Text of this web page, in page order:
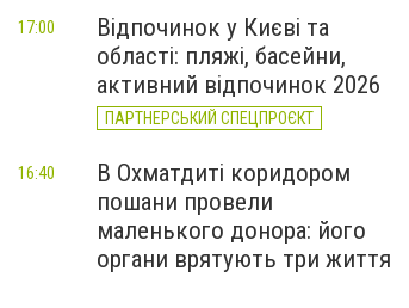
Відпочинок у Києві та
області: пляжі, басейни,
активний відпочинок 2026
ПАРТНЕРСЬКИЙ СПЕЦПРОЄКТ
17:00
В Охматдиті коридором
пошани провели
маленького донора: його
органи врятують три життя
16:40